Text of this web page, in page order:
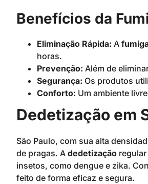
Benefícios da
Eliminação Rápida: A
horas.
Prevenção: Além de
Segurança: Os produtos
Conforto: Um ambiente
Dedetização em
São Paulo, com sua alta
de pragas. A dedetização
insetos, como dengue e zika.
feito de forma eficaz e segura.